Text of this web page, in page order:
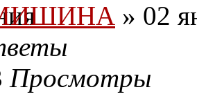
» 02
Просмотры